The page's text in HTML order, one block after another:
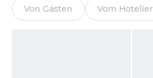
Von Gästen Vom Hotelier